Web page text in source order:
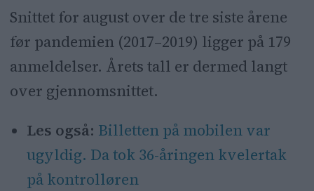
Snittet for august over de tre siste årene
før pandemien (2017–2019) ligger på 179
anmeldelser. Årets tall er dermed langt
over gjennomsnittet.
Les også: Billetten på mobilen var
ugyldig. Da tok 36-åringen kvelertak
på kontrolløren